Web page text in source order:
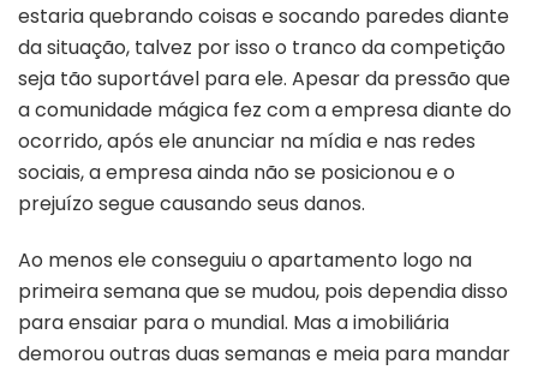
estaria quebrando coisas e socando paredes diante
da situação, talvez por isso o tranco da competição
seja tão suportável para ele. Apesar da pressão que
a comunidade mágica fez com a empresa diante do
ocorrido, após ele anunciar na mídia e nas redes
sociais, a empresa ainda não se posicionou e o
prejuízo segue causando seus danos.
Ao menos ele conseguiu o apartamento logo na
primeira semana que se mudou, pois dependia disso
para ensaiar para o mundial. Mas a imobiliária
demorou outras duas semanas e meia para mandar